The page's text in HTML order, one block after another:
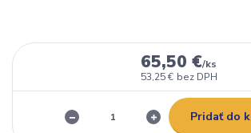
65,50 €/ks
53,25 € bez DPH
Pridať do